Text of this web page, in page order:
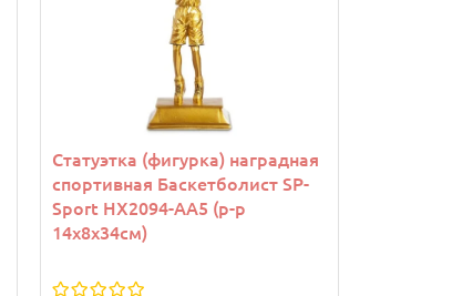
Статуэтка (фигурка) наградная
спортивная Баскетболист SP-
Sport HX2094-AA5 (р-р
14x8x34см)